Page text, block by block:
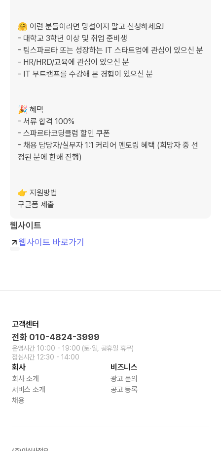
🤗 이런 분들이라면 망설이지 말고 신청하세요!
- 대학교 3학년 이상 및 취업 준비생
- 팀스파르타 또는 성장하는 IT 스타트업에 관심이 있으신 분
- HR/HRD/교육에 관심이 있으신 분
- IT 부트캠프를 수강해 본 경험이 있으신 분
🎉 혜택
- 서류 합격 100%
- 스파르타코딩클럽 할인 쿠폰
- 채용 담당자/실무자 1:1 커리어 멘토링 혜택 (희망자 중 선
정된 분에 한해 진행)
👉 지원방법
구글폼 제출
웹사이트
웹사이트 바로가기
고객센터
전화 010-4824-3999
운영시간 10:00 - 19:00 (토∙일, 공휴일 휴무)
점심시간 12:30 - 14:00
회사
회사 소개
서비스 소개
채용
비즈니스
광고 문의
공고 등록